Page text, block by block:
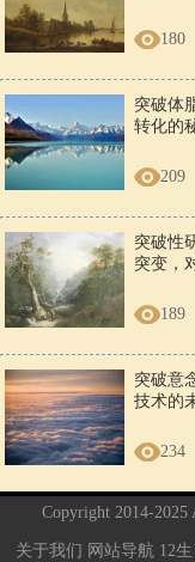
180
突破体
转化的
209
突破性
突变，
189
突破意
技术的
234
Copyright 2014-2025
关于我们 网站导航 12